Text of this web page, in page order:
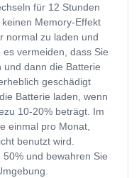
für 12 Stunden
Memory-Effekt
normal zu laden und
vermeiden, dass Sie
und dann die Batterie
geschädigt
Batterie laden, wenn
10-20% beträgt. Im
einmal pro Monat,
benutzt wird.
und bewahren Sie